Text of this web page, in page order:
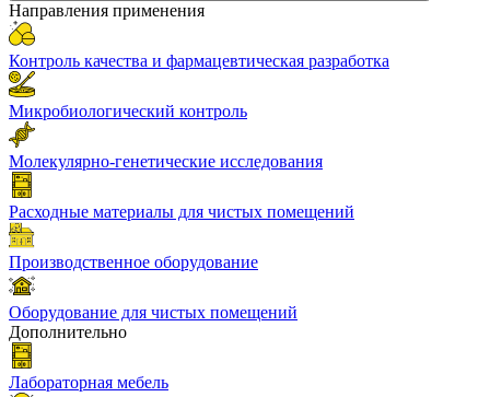
Направления применения
Контроль качества и фармацевтическая разработка
Микробиологический контроль
Молекулярно-генетические исследования
Расходные материалы для чистых помещений
Производственное оборудование
Оборудование для чистых помещений
Дополнительно
Лабораторная мебель